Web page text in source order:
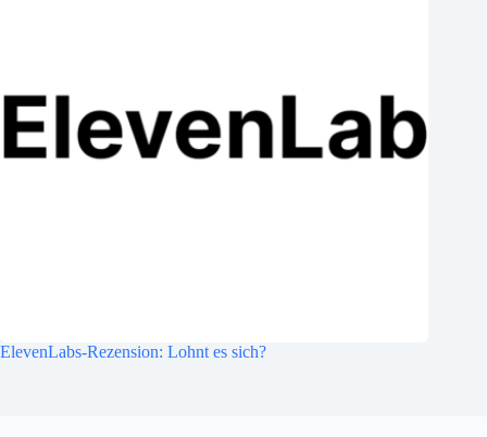
ElevenLabs-Rezension: Lohnt es sich?